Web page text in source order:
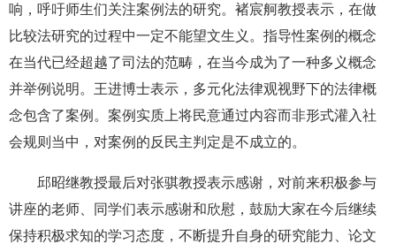
响，呼吁师生们关注案例法的研究。褚宸舸教授表示，在做
比较法研究的过程中一定不能望文生义。指导性案例的概念
在当代已经超越了司法的范畴，在当今成为了一种多义概念
并举例说明。王进博士表示，多元化法律观视野下的法律概
念包含了案例。案例实质上将民意通过内容而非形式灌入社
会规则当中，对案例的反民主判定是不成立的。
邱昭继教授最后对张骐教授表示感谢，对前来积极参与
讲座的老师、同学们表示感谢和欣慰，鼓励大家在今后继续
保持积极求知的学习态度，不断提升自身的研究能力、论文